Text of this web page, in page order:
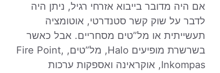
אם היה מדובר בייבוא אזרחי רגיל, ניתן היה
לדבר על שוק קשר סטנדרטי, אוטומציה
תעשייתית או מל”טים מסחריים. אבל כאשר
בשרשרת מופיעים Halo, מל”טים, Fire Point,
Inkompas, אוקראינה ואספקות ערכות